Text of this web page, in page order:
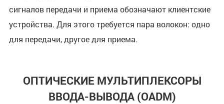
сигналов передачи и приема обозначают клиентские
устройства. Для этого требуется пара волокон: одно
для передачи, другое для приема.
ОПТИЧЕСКИЕ МУЛЬТИПЛЕКСОРЫ
ВВОДА-ВЫВОДА (OADM)